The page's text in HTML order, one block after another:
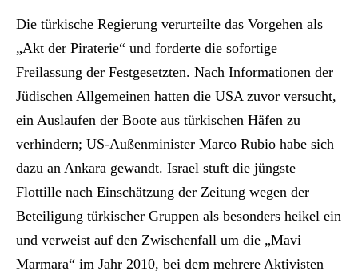
Die türkische Regierung verurteilte das Vorgehen als
„Akt der Piraterie“ und forderte die sofortige
Freilassung der Festgesetzten. Nach Informationen der
Jüdischen Allgemeinen hatten die USA zuvor versucht,
ein Auslaufen der Boote aus türkischen Häfen zu
verhindern; US-Außenminister Marco Rubio habe sich
dazu an Ankara gewandt. Israel stuft die jüngste
Flottille nach Einschätzung der Zeitung wegen der
Beteiligung türkischer Gruppen als besonders heikel ein
und verweist auf den Zwischenfall um die „Mavi
Marmara“ im Jahr 2010, bei dem mehrere Aktivisten